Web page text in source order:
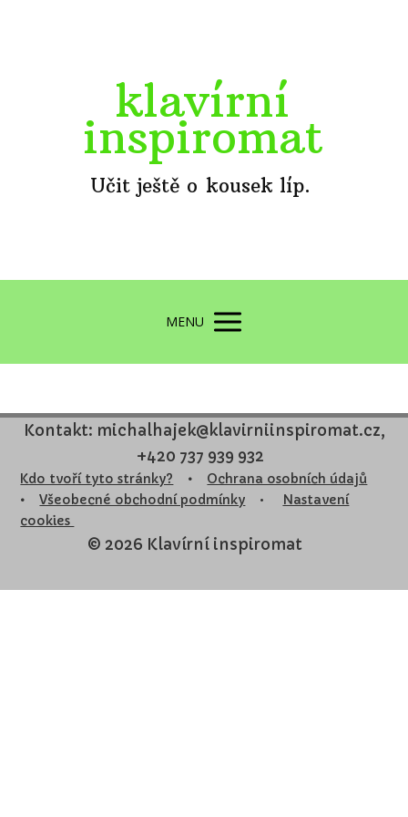
klavírní
inspiromat
Učit ještě o kousek líp.
MENU
Kontakt: michalhajek@klavirniinspiromat.cz,
+420 737 939 932
Kdo tvoří tyto stránky? •
Ochrana osobních údajů
•
Všeobecné obchodní podmínky • Nastavení
cookies
© 2026 Klavírní inspiromat